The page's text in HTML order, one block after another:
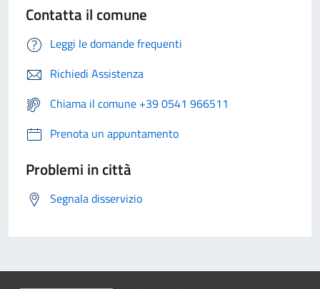
Contatta il comune
Leggi le domande frequenti
Richiedi Assistenza
Chiama il comune +39 0541 966511
Prenota un appuntamento
Problemi in città
Segnala disservizio